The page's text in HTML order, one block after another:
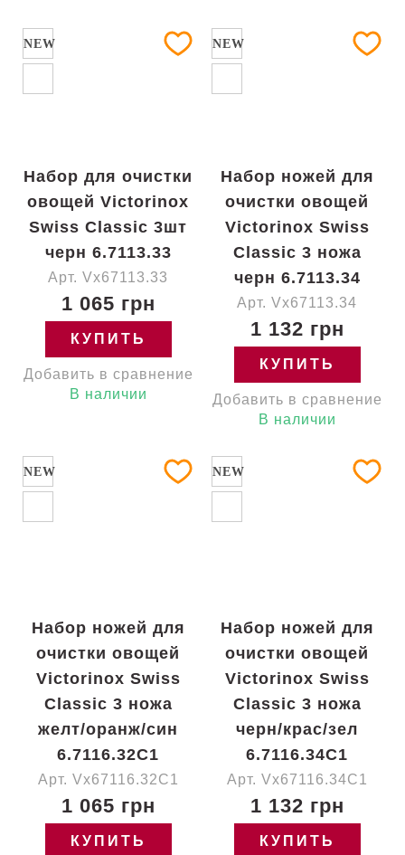
NEW
Набор для очистки
овощей Victorinox
Swiss Classic 3шт
черн 6.7113.33
Арт. Vx67113.33
1 065 грн
КУПИТЬ
Добавить в сравнение
В наличии
NEW
Набор ножей для
очистки овощей
Victorinox Swiss
Classic 3 ножа
черн 6.7113.34
Арт. Vx67113.34
1 132 грн
КУПИТЬ
Добавить в сравнение
В наличии
NEW
Набор ножей для
очистки овощей
Victorinox Swiss
Classic 3 ножа
желт/оранж/син
6.7116.32C1
Арт. Vx67116.32C1
1 065 грн
КУПИТЬ
NEW
Набор ножей для
очистки овощей
Victorinox Swiss
Classic 3 ножа
черн/крас/зел
6.7116.34C1
Арт. Vx67116.34C1
1 132 грн
КУПИТЬ